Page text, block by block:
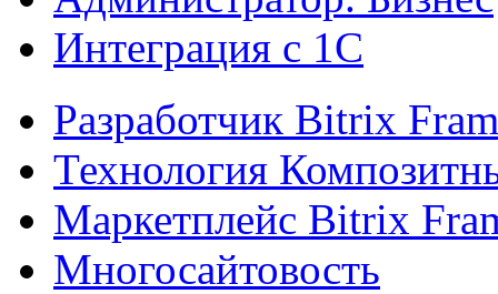
Интеграция с 1С
Разработчик Bitrix
Технология
Маркетплейс Bitrix
Многосайтовость